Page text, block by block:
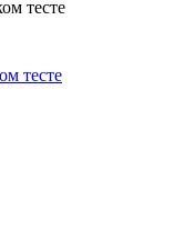
тесте
тесте